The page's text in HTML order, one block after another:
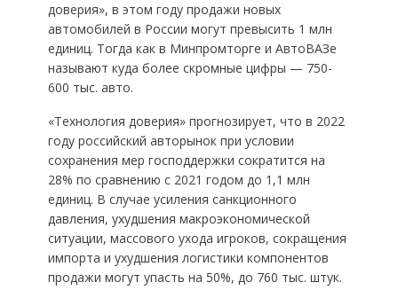
доверия», в этом году продажи новых
автомобилей в России могут превысить 1 млн
единиц. Тогда как в Минпромторге и АвтоВАЗе
называют куда более скромные цифры — 750-
600 тыс. авто.
«Технология доверия» прогнозирует, что в 2022
году российский авторынок при условии
сохранения мер господдержки сократится на
28% по сравнению с 2021 годом до 1,1 млн
единиц. В случае усиления санкционного
давления, ухудшения макроэкономической
ситуации, массового ухода игроков, сокращения
импорта и ухудшения логистики компонентов
продажи могут упасть на 50%, до 760 тыс. штук.